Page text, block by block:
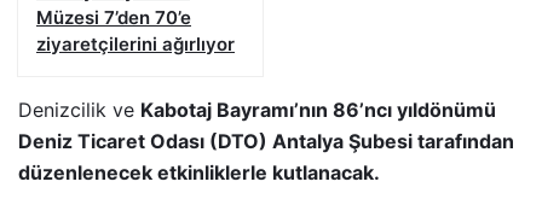
Müzesi 7’den 70’e
ziyaretçilerini ağırlıyor
Denizcilik ve Kabotaj Bayramı’nın 86’ncı yıldönümü
Deniz Ticaret Odası (DTO) Antalya Şubesi tarafından
düzenlenecek etkinliklerle kutlanacak.